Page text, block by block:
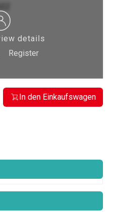
details
Register
In den Einkaufswagen